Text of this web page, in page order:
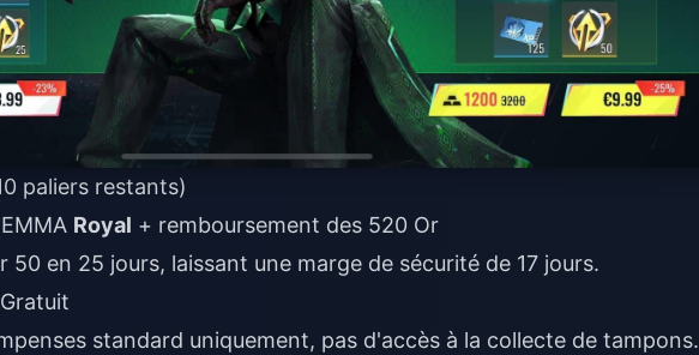
paliers restants)
Royal + remboursement des 520 Or
50 en 25 jours, laissant une marge de sécurité de 17 jours.
standard uniquement, pas d'accès à la collecte de tampons.